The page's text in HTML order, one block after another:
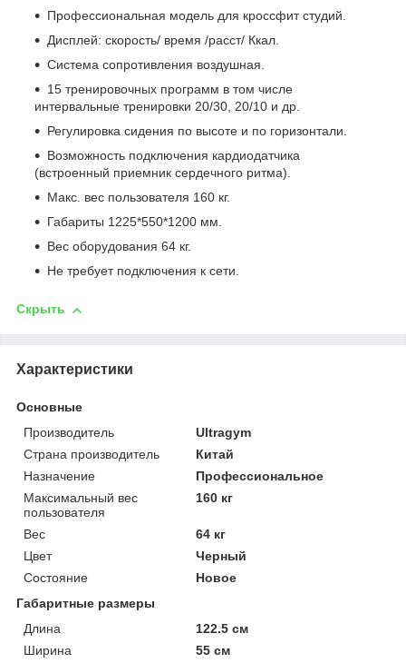
Профессиональная модель для кроссфит студий.
Дисплей: скорость/ время /расст/ Ккал.
Система сопротивления воздушная.
15 тренировочных программ в том числе
интервальные тренировки 20/30, 20/10 и др.
Регулировка сидения по высоте и по горизонтали.
Возможность подключения кардиодатчика
(встроенный приемник сердечного ритма).
Макс. вес пользователя 160 кг.
Габариты 1225*550*1200 мм.
Вес оборудования 64 кг.
Не требует подключения к сети.
Скрыть
Характеристики
Основные
Производитель
Ultragym
Страна производитель
Китай
Назначение
Профессиональное
Максимальный вес
пользователя
160 кг
Вес
64 кг
Цвет
Черный
Состояние
Новое
Габаритные размеры
Длина
122.5 см
Ширина
55 см